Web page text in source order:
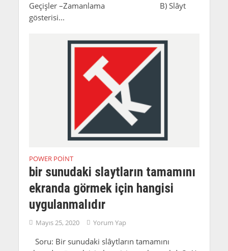
Geçişler –Zamanlama B) Slâyt
gösterisi...
POWER POINT
bir sunudaki slaytların tamamını
ekranda görmek için hangisi
uygulanmalıdır
Mayıs 25, 2020 Yorum Yap
Soru: Bir sunudaki slâytların tamamını